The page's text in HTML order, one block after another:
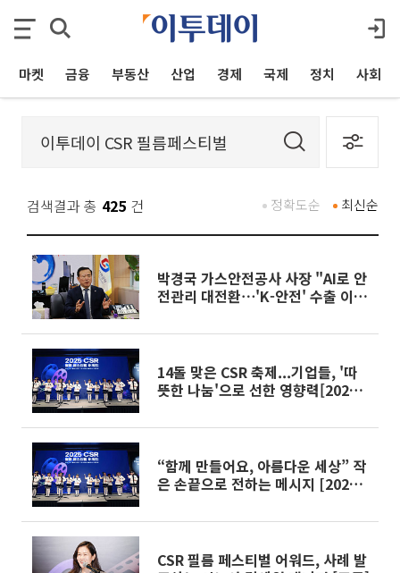
마켓 금융 부동산 산업 경제 국제 정치 사회
검색결과 총 425 건 최신순
정확도순
박경국 가스안전공사 사장 "AI로 안
전관리 대전환⋯'K-안전' 수출 이끌
14돌 맞은 CSR 축제...기업들, '따
뜻한 나눔'으로 선한 영향력[2025
“함께 만들어요, 아름다운 세상” 작
은 손끝으로 전하는 메시지 [2025
CSR 필름 페스티벌 어워드, 사례 발